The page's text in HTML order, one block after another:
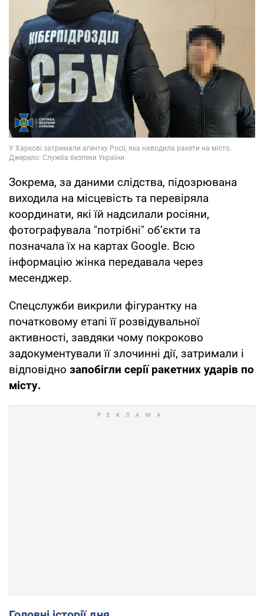
Зокрема, за даними слідства, підозрювана
виходила на місцевість та перевіряла
координати, які їй надсилали росіяни,
фотографувала "потрібні" об’єкти та
позначала їх на картах Google. Всю
інформацію жінка передавала через
месенджер.
Спецслужби викрили фігурантку на
початковому етапі її розвідувальної
активності, завдяки чому покроково
задокументували її злочинні дії, затримали і
відповідно запобігли серії ракетних ударів по
місту.